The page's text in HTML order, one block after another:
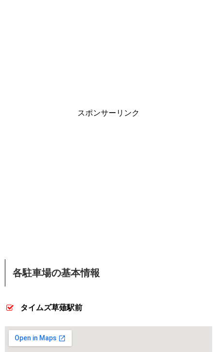
スポンサーリンク
各駐車場の基本情報
タイムズ草薙駅前